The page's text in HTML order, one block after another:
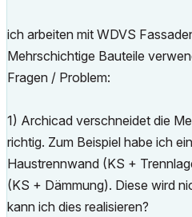
ich arbeiten mit WDVS
Mehrschichtige Bauteile
Fragen / Problem:
1) Archicad verschneidet die
richtig. Zum Beispiel habe ich
Haustrennwand (KS +
(KS + Dämmung). Diese wird
kann ich dies realisieren?